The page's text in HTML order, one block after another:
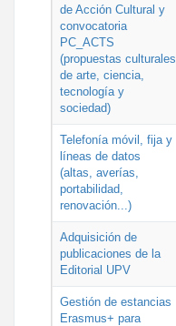
de Acción Cultural y
convocatoria
PC_ACTS
(propuestas culturales
de arte, ciencia,
tecnología y
sociedad)
Telefonía móvil, fija y
líneas de datos
(altas, averías,
portabilidad,
renovación...)
Adquisición de
publicaciones de la
Editorial UPV
Gestión de estancias
Erasmus+ para